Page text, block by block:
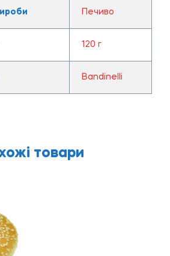
Печиво
120 г
Bandinelli
товари